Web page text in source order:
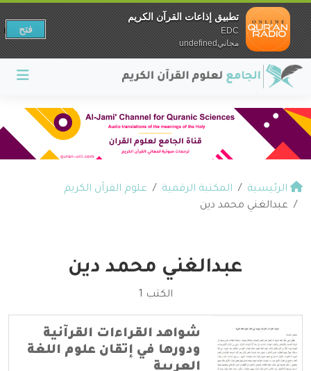
الرئيسية المكتبة الرقمية
علوم القرآن الكريم
عبدالغني محمد دين
عبدالغني محمد دين
الكتب 1
شواهد القراءات القرآنية
ودورها في إتقان علوم اللغة
العربية
تطبيق إذاعات القرآن الكريم
EDC
مجانيundefined
فتح